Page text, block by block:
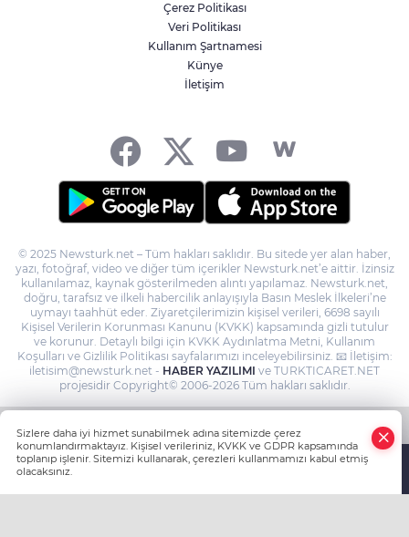
ABB'den mevsimlik tarım işçilerine
sağlık buluşması
ATA Çiftliği’nde karabuğday hasadı
Çerez Politikası
Veri Politikası
Kullanım Şartnamesi
Künye
İletişim
© 2025 Newsturk.net – Tüm hakları saklıdır. Bu sitede yer alan haber,
yazı, fotoğraf, video ve diğer tüm içerikler Newsturk.net’e aittir. İzinsiz
kullanılamaz, kaynak gösterilmeden alıntı yapılamaz. Newsturk.net,
doğru, tarafsız ve ilkeli habercilik anlayışıyla Basın Meslek İlkeleri’ne
uymayı taahhüt eder. Ziyaretçilerimizin kişisel verileri, 6698 sayılı
Kişisel Verilerin Korunması Kanunu (KVKK) kapsamında gizli tutulur
ve korunur. Detaylı bilgi için KVKK Aydınlatma Metni, Kullanım
Koşulları ve Gizlilik Politikası sayfalarımızı inceleyebilirsiniz. 📧 İletişim:
iletisim@newsturk.net - HABER YAZILIMI ve TURKTICARET.NET
projesidir Copyright© 2006-2026 Tüm hakları saklıdır.
Sizlere daha iyi hizmet sunabilmek adına sitemizde çerez
konumlandırmaktayız. Kişisel verileriniz, KVKK ve GDPR kapsamında
toplanıp işlenir. Sitemizi kullanarak, çerezleri kullanmamızı kabul etmiş
olacaksınız.